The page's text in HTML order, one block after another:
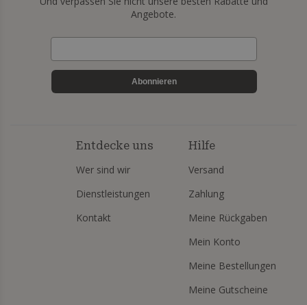
Angebote.
Abonnieren
Entdecke uns
Wer sind wir
Dienstleistungen
Kontakt
Hilfe
Versand
Zahlung
Meine Rückgaben
Mein Konto
Meine Bestellungen
Meine Gutscheine